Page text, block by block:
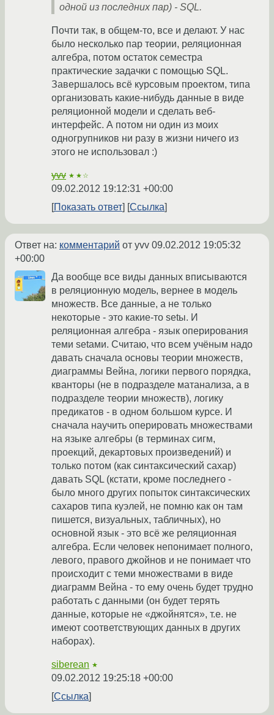
одной из последних пар) - SQL.
Почти так, в общем-то, все и делают. У нас
было несколько пар теории, реляционная
алгебра, потом остаток семестра
практические задачки с помощью SQL.
Завершалось всё курсовым проектом, типа
организовать какие-нибудь данные в виде
реляционной модели и сделать веб-
интерфейс. А потом ни один из моих
одногрупников ни разу в жизни ничего из
этого не использовал :)
yvv ★★☆
09.02.2012 19:12:31 +00:00
Показать ответ
Ссылка
Ответ на: комментарий от yvv 09.02.2012 19:05:32
+00:00
Да вообще все виды данных вписываются
в реляционную модель, вернее в модель
множеств. Все данные, а не только
некоторые - это какие-то setы. И
реляционная алгебра - язык оперирования
теми setами. Считаю, что всем учёным надо
давать сначала основы теории множеств,
диаграммы Вейна, логики первого порядка,
кванторы (не в подразделе матанализа, а в
подразделе теории множеств), логику
предикатов - в одном большом курсе. И
сначала научить оперировать множествами
на языке алгебры (в терминах сигм,
проекций, декартовых произведений) и
только потом (как синтаксический сахар)
давать SQL (кстати, кроме последнего -
было много других попыток синтаксических
сахаров типа куэлей, не помню как он там
пишется, визуальных, табличных), но
основной язык - это всё же реляционная
алгебра. Если человек непонимает полного,
левого, правого джойнов и не понимает что
происходит с теми множествами в виде
диаграмм Вейна - то ему очень будет трудно
работать с данными (он будет терять
данные, которые не «джойнятся», т.е. не
имеют соответствующих данных в других
наборах).
siberean ★
09.02.2012 19:25:18 +00:00
Ссылка